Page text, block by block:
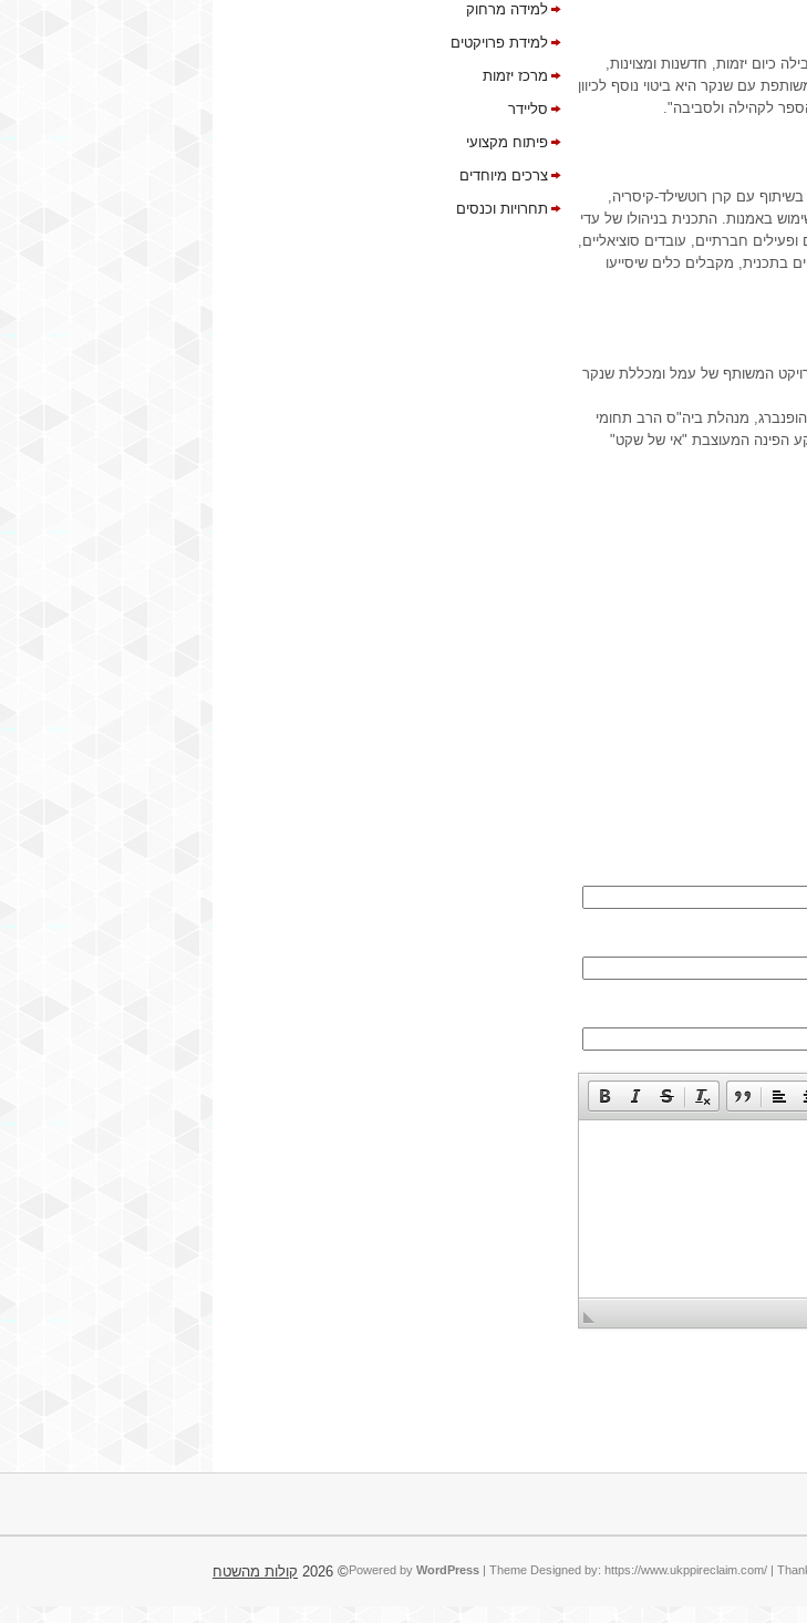
כיום יזמות, חדשנות ומצוינות,
עם שנקר היא ביטוי נוסף לכיוון
לקהילה ולסביבה".
עם קרן רוטשילד-קיסריה,
באמנות. התכנית בניהולו של עדי
חברתיים, עובדים סוציאליים,
בתכנית, מקבלים כלים שיסייעו
הופנברג, מנהלת ביה"ס הרב תחומי
הפינה המעוצבת "אי של שקט"
למידה מרחוק
למידת פרויקטים
מרכז יזמות
סליידר
פיתוח מקצועי
צרכים מיוחדים
תחרויות וכנסים
© 2026 קולות מהשטח Powered by WordPress | Theme Designed by: https://www.ukppireclaim.com/ |